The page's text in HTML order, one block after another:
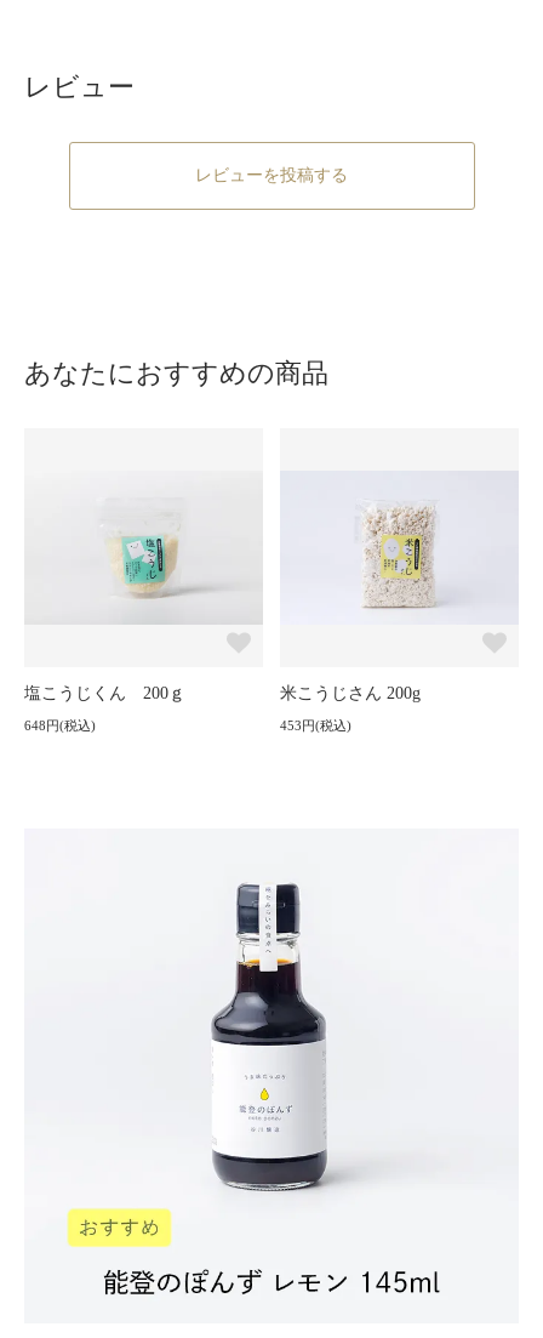
レビュー
レビューを投稿する
あなたにおすすめの商品
塩こうじくん 200ｇ
648円(税込)
米こうじさん 200g
453円(税込)